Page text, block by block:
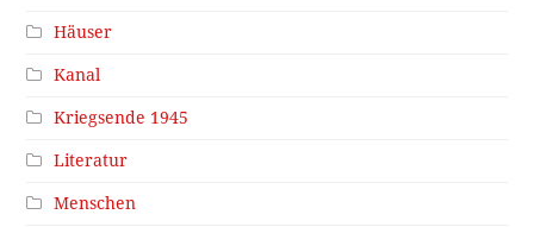
Häuser
Kanal
Kriegsende 1945
Literatur
Menschen